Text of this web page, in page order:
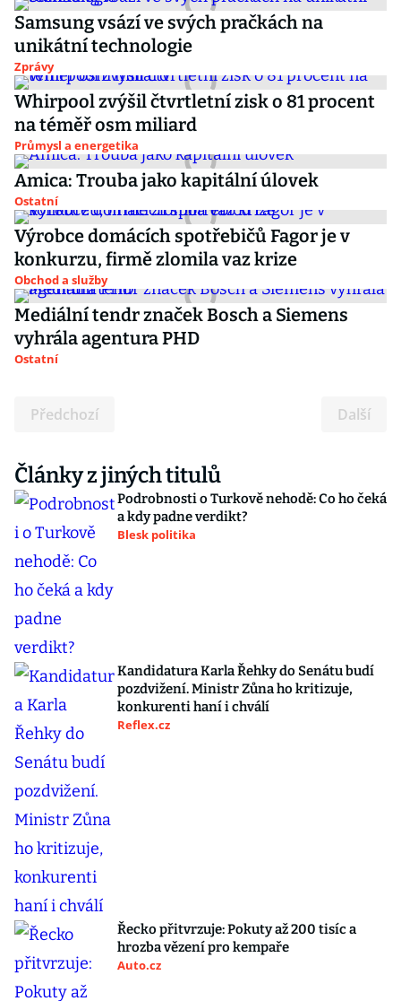
Samsung vsází ve svých pračkách na
unikátní technologie
Zprávy
Whirpool zvýšil čtvrtletní zisk o 81 procent
na téměř osm miliard
Průmysl a energetika
Amica: Trouba jako kapitální úlovek
Ostatní
Výrobce domácích spotřebičů Fagor je v
konkurzu, firmě zlomila vaz krize
Obchod a služby
Mediální tendr značek Bosch a Siemens
vyhrála agentura PHD
Ostatní
Předchozí Další
Články z jiných titulů
Podrobnosti o Turkově nehodě: Co ho čeká
a kdy padne verdikt?
Blesk politika
Kandidatura Karla Řehky do Senátu budí
pozdvižení. Ministr Zůna ho kritizuje,
konkurenti haní i chválí
Reflex.cz
Řecko přitvrzuje: Pokuty až 200 tisíc a
hrozba vězení pro kempaře
Auto.cz